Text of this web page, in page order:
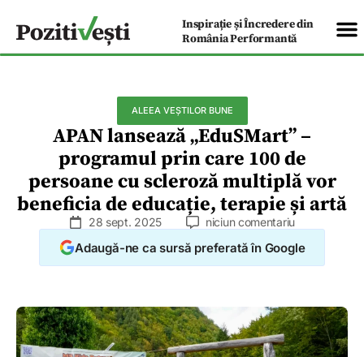
Inspirație și Încredere din
România Performantă
ALEEA VEȘTILOR BUNE
APAN lansează „EduSMart” –
programul prin care 100 de
persoane cu scleroză multiplă vor
beneficia de educație, terapie și artă
28 sept. 2025 niciun comentariu
Adaugă-ne ca sursă preferată în Google